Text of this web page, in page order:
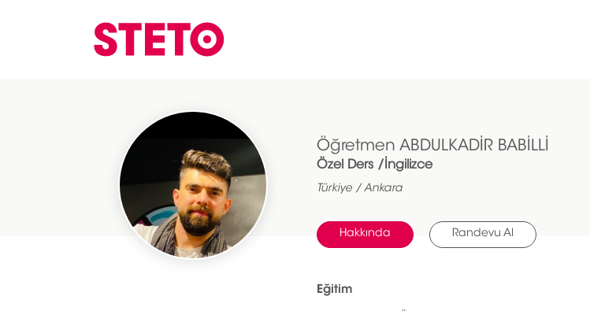
Öğretmen ABDULKADİR BABİLLİ
Özel Ders /İngilizce
Türkiye / Ankara
Hakkında Randevu Al
Eğitim